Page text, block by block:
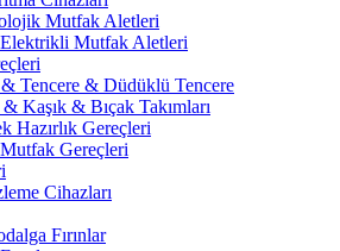
Mutfak Aletleri
Mutfak Aletleri
Tencere & Düdüklü Tencere
Kaşık & Bıçak Takımları
Hazırlık Gereçleri
Gereçleri
Cihazları
Fırınlar